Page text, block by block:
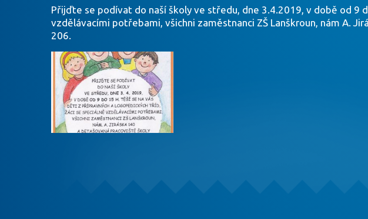
Přijďte se podívat do naší školy ve středu, dne 3.4.2019, v době od 9
vzdělávacími potřebami, všichni zaměstnanci ZŠ Lanškroun, nám A.
206.